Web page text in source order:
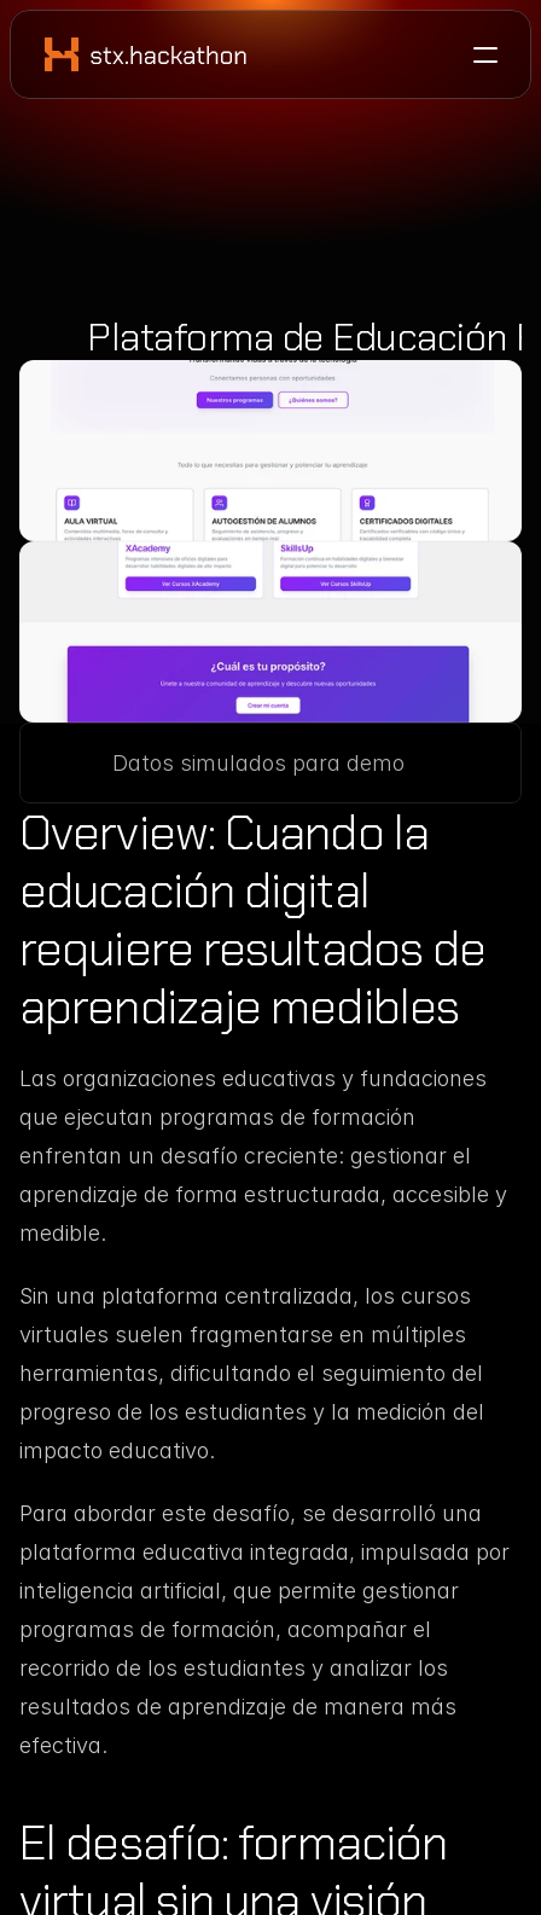
Plataforma de Educación
Datos simulados para demo
Overview: Cuando la
educación digital
requiere resultados de
aprendizaje medibles
Las organizaciones educativas y fundaciones
que ejecutan programas de formación
enfrentan un desafío creciente: gestionar el
aprendizaje de forma estructurada, accesible y
medible.
Sin una plataforma centralizada, los cursos
virtuales suelen fragmentarse en múltiples
herramientas, dificultando el seguimiento del
progreso de los estudiantes y la medición del
impacto educativo.
Para abordar este desafío, se desarrolló una
plataforma educativa integrada, impulsada por
inteligencia artificial, que permite gestionar
programas de formación, acompañar el
recorrido de los estudiantes y analizar los
resultados de aprendizaje de manera más
efectiva.
El desafío: formación
virtual sin una visión